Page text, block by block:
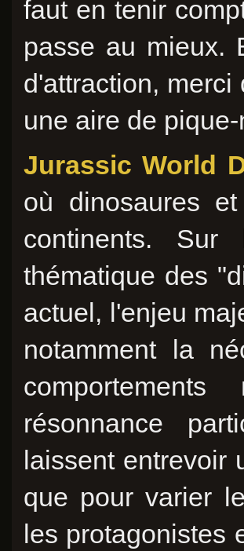
faut en tenir
passe au mieux.
d'attraction,
une aire de
Jurassic World
où dinosaures
continents.
thématique des
actuel, l'enjeu
notamment la
résonnance
laissent entrevoir
que pour varier
les protagonistes